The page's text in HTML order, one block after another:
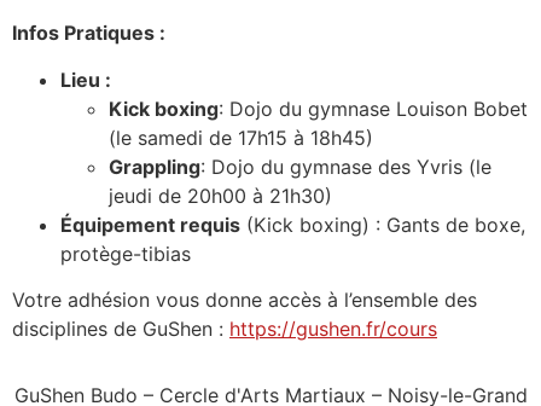
Infos Pratiques :
Lieu :
Kick boxing: Dojo du gymnase Louison Bobet
(le samedi de 17h15 à 18h45)
Grappling: Dojo du gymnase des Yvris (le
jeudi de 20h00 à 21h30)
Équipement requis (Kick boxing) : Gants de boxe,
protège-tibias
Votre adhésion vous donne accès à l’ensemble des
disciplines de GuShen : https://gushen.fr/cours
GuShen Budo – Cercle d'Arts Martiaux – Noisy-le-Grand